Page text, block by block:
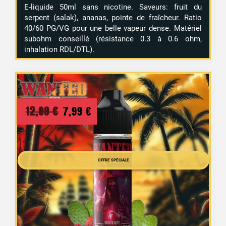
E-liquide 50ml sans nicotine. Saveurs: fruit du
serpent (salak), ananas, pointe de fraîcheur. Ratio
40/60 PG/VG pour une belle vapeur dense. Matériel
subohm conseillé (résistance 0.3 à 0.6 ohm,
inhalation RDL/DTL).
OFFRE SPÉCIALE
12,99€ Le
prix
initial
était :
12,99 €.
7,99 € Le
prix
actuel
est :
7,99 €.